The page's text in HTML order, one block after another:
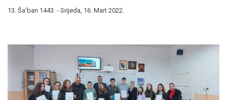
13. Ša'ban 1443. - Srijeda, 16. Mart 2022.